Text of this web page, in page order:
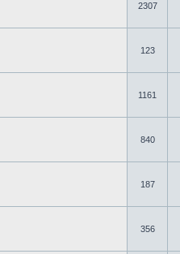
2307
123
1161
840
187
356